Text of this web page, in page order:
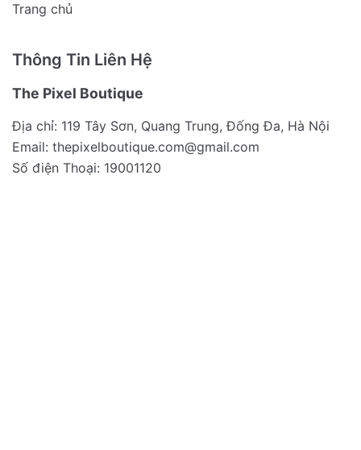
Trang chủ
Thông Tin Liên Hệ
The Pixel Boutique
Địa chỉ: 119 Tây Sơn, Quang Trung, Đống Đa, Hà Nội
Email: thepixelboutique.com@gmail.com
Số điện Thoại: 19001120